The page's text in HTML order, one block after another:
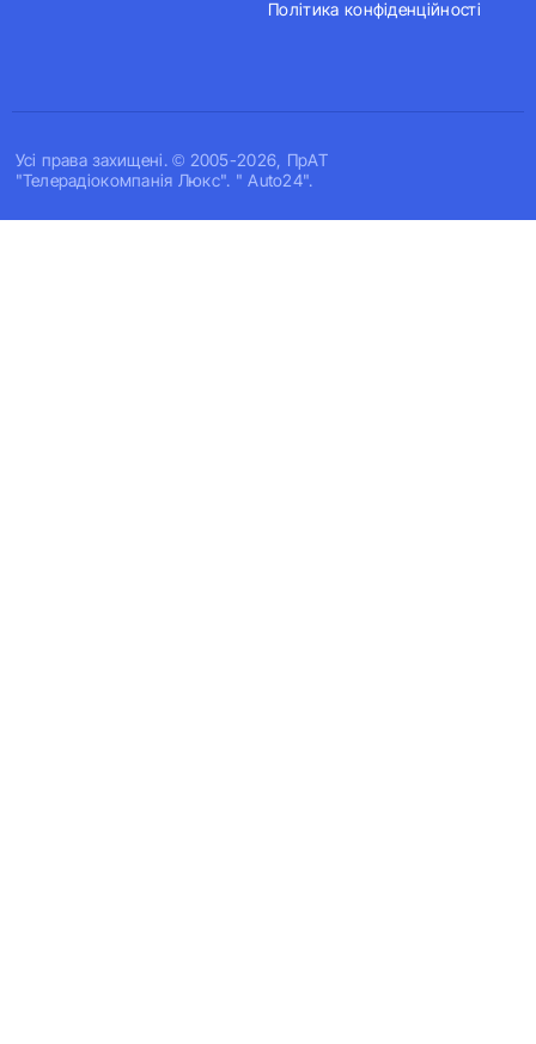
Усi права захищенi. © 2005-2026, ПрАТ
"Телерадіокомпанія Люкс". " Auto24".
Політика конфіденційності